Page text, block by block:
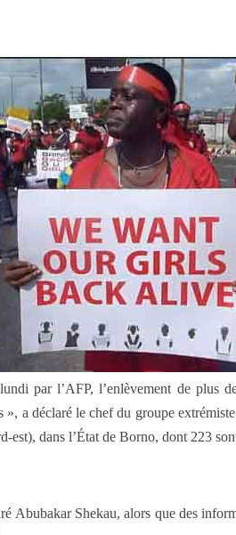
par l’AFP, l’enlèvement de plus
a déclaré le chef du groupe
dans l’État de Borno, dont 223
Abubakar Shekau, alors que des